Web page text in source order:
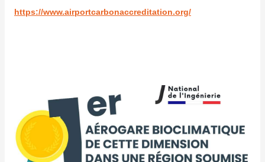
https://www.airportcarbonaccreditation.org/